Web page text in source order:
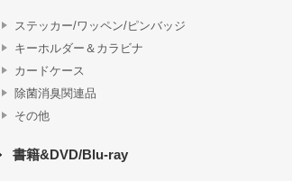
ステッカー/ワッペン/ピンバッジ
キーホルダー＆カラビナ
カードケース
除菌消臭関連品
その他
書籍&DVD/Blu-ray